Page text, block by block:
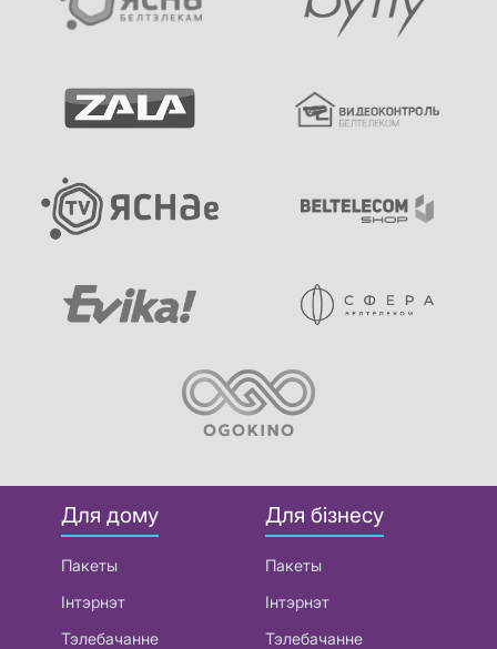
Для дому
Пакеты
Інтэрнэт
Тэлебачанне
Для бізнесу
Пакеты
Інтэрнэт
Тэлебачанне